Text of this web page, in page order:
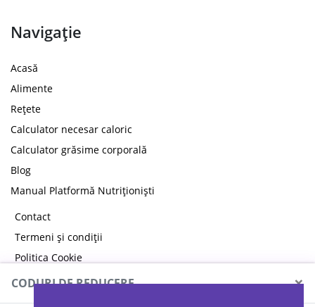
Navigație
Acasă
Alimente
Rețete
Calculator necesar caloric
Calculator grăsime corporală
Blog
Manual Platformă Nutriționiști
Contact
Termeni și condiții
Politica Cookie
Politica de confidențialitate
CODURI DE REDUCERE ×